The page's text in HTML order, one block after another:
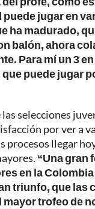
puede jugar en
ha madurado,
balón, ahora
Para mí un 3
puede jugar
las selecciones
por ver a
procesos llegar
“Una gran
en la
triunfo, que las
mayor trofeo de